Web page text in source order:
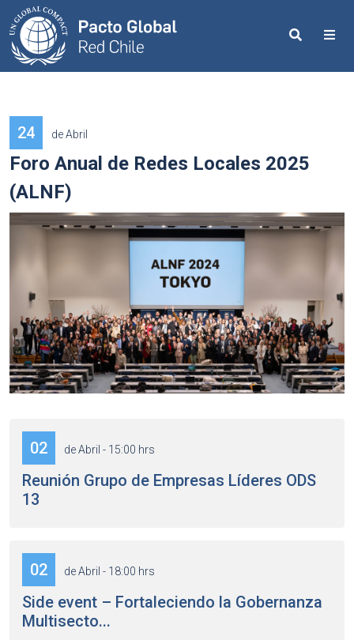
Search
24 de Abril
Foro Anual de Redes Locales 2025
(ALNF)
02 de Abril - 15:00 hrs
Reunión Grupo de Empresas Líderes ODS
13
02 de Abril - 18:00 hrs
Side event – Fortaleciendo la Gobernanza
Multisecto...